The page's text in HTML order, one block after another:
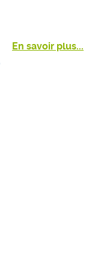
En savoir plus...